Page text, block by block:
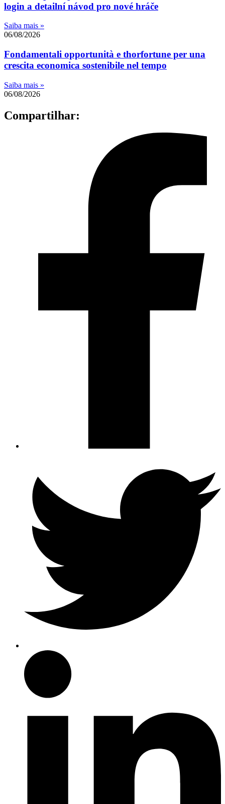
login a detailní návod pro nové hráče
Saiba mais »
06/08/2026
Fondamentali opportunità e thorfortune per una
crescita economica sostenibile nel tempo
Saiba mais »
06/08/2026
Compartilhar: